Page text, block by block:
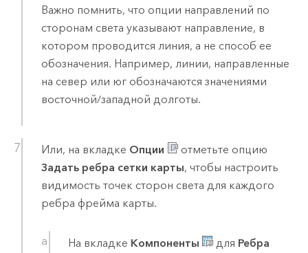
Важно помнить, что опции направлений по
сторонам света указывают направление, в
котором проводится линия, а не способ ее
обозначения. Например, линии, направленные
на север или юг обозначаются значениями
восточной/западной долготы.
Или, на вкладке Опции
отметьте опцию
Задать ребра сетки карты, чтобы настроить
видимость точек сторон света для каждого
ребра фрейма карты.
На вкладке Компоненты для Ребра